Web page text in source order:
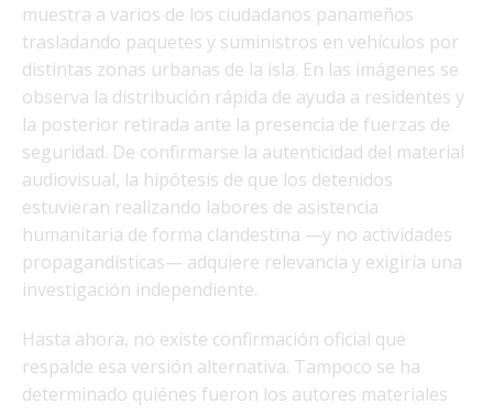
muestra a varios de los ciudadanos panameños
trasladando paquetes y suministros en vehículos por
distintas zonas urbanas de la isla. En las imágenes se
observa la distribución rápida de ayuda a residentes y
la posterior retirada ante la presencia de fuerzas de
seguridad. De confirmarse la autenticidad del material
audiovisual, la hipótesis de que los detenidos
estuvieran realizando labores de asistencia
humanitaria de forma clandestina —y no actividades
propagandísticas— adquiere relevancia y exigiría una
investigación independiente.
Hasta ahora, no existe confirmación oficial que
respalde esa versión alternativa. Tampoco se ha
determinado quiénes fueron los autores materiales